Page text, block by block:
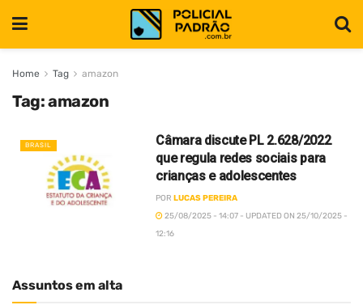
Home Tag amazon
Tag:amazon
BRASIL
Câmara discute PL 2.628/2022
que regula redes sociais para
crianças e adolescentes
POR LUCAS PEREIRA
25/08/2025 - 14:07 - UPDATED ON 25/10/2025 -
12:16
Assuntos em alta